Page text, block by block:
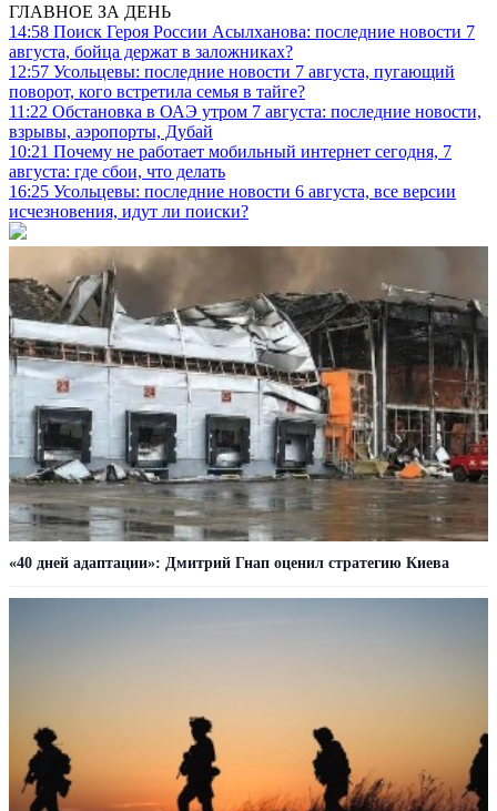
ГЛАВНОЕ ЗА ДЕНЬ
14:58 Поиск Героя России Асылханова: последние новости 7
августа, бойца держат в заложниках?
12:57 Усольцевы: последние новости 7 августа, пугающий
поворот, кого встретила семья в тайге?
11:22 Обстановка в ОАЭ утром 7 августа: последние новости,
взрывы, аэропорты, Дубай
10:21 Почему не работает мобильный интернет сегодня, 7
августа: где сбои, что делать
16:25 Усольцевы: последние новости 6 августа, все версии
исчезновения, идут ли поиски?
«40 дней адаптации»: Дмитрий Гнап оценил стратегию Киева